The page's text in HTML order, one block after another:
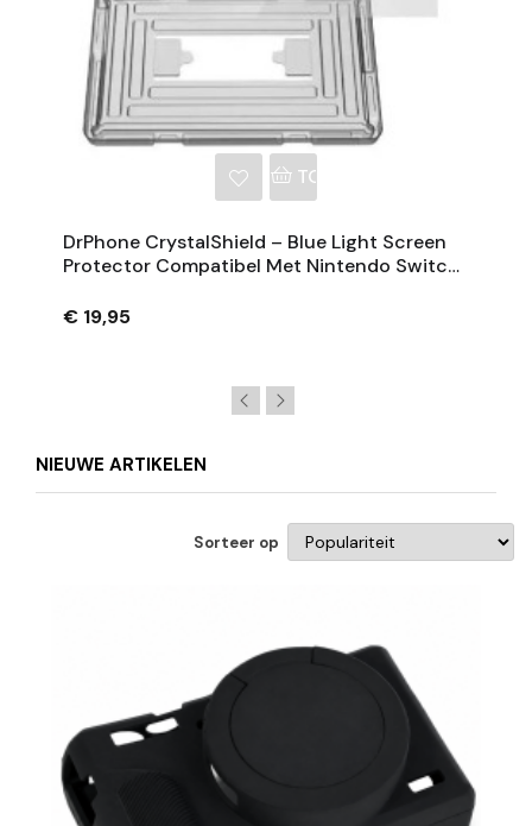
TOEVOEGEN AAN
DrPhone CrystalShield – Blue Light Screen
Protector Compatibel Met Nintendo Switch
€ 19,95
NIEUWE ARTIKELEN
Sorteer op